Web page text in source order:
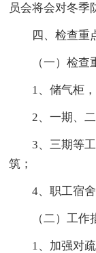
员会将会对冬季
四、检查重
（一）检查
1、储气柜
2、一期、
3、三期等
筑；
4、职工宿
（二）工作
1、加强对